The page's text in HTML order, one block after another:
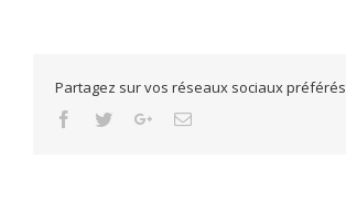
Partagez sur vos réseaux sociaux préférés
Facebook
TwitterGoogle+Email